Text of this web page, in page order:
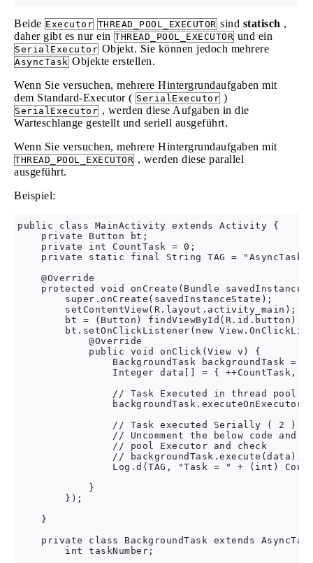
Beide Executor THREAD_POOL_EXECUTOR sind statisch ,
daher gibt es nur ein THREAD_POOL_EXECUTOR und ein
SerialExecutor Objekt. Sie können jedoch mehrere
AsyncTask Objekte erstellen.
Wenn Sie versuchen, mehrere Hintergrundaufgaben mit
dem Standard-Executor ( SerialExecutor )
SerialExecutor , werden diese Aufgaben in die
Warteschlange gestellt und seriell ausgeführt.
Wenn Sie versuchen, mehrere Hintergrundaufgaben mit
THREAD_POOL_EXECUTOR , werden diese parallel
ausgeführt.
Beispiel:
public class MainActivity extends Activity {
    private Button bt;
    private int CountTask = 0;
private static final String TAG =
    @Override
protected void onCreate(Bundle
        super.onCreate(savedInstanceState);
        setContentView(R.layout.activity_main);
        bt = (Button) findViewById(R.id.button);
bt.setOnClickListener(new
            @Override
            public void onClick(View v) {
BackgroundTask backgroundTask =
Integer data[] = { ++CountTask,
// Task Executed in thread pool (
                // Task executed Serially ( 2 )
// Uncomment the below code and
                // pool Executor and check
                // backgroundTask.execute(data);
Log.d(TAG, "Task = " + (int)
            }
        });
    }
private class BackgroundTask extends
        int taskNumber;